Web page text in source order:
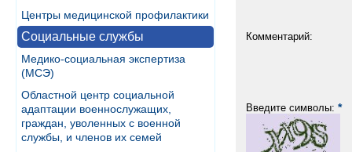
Центры медицинской профилактики
Социальные службы
Медико-социальная экспертиза
(МСЭ)
Областной центр социальной
адаптации военнослужащих,
граждан, уволенных с военной
службы, и членов их семей
Комментарий:
Введите символы: *